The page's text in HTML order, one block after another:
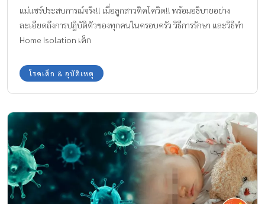
แม่แชร์ประสบการณ์จริง!! เมื่อลูกสาวติดโควิด!! พร้อมอธิบายอย่าง
ละเอียดถึงการปฏิบัติตัวของทุกคนในครอบครัว วิธีการรักษา และวิธีทำ
Home Isolation เด็ก
โรคเด็ก & อุบัติเหตุ